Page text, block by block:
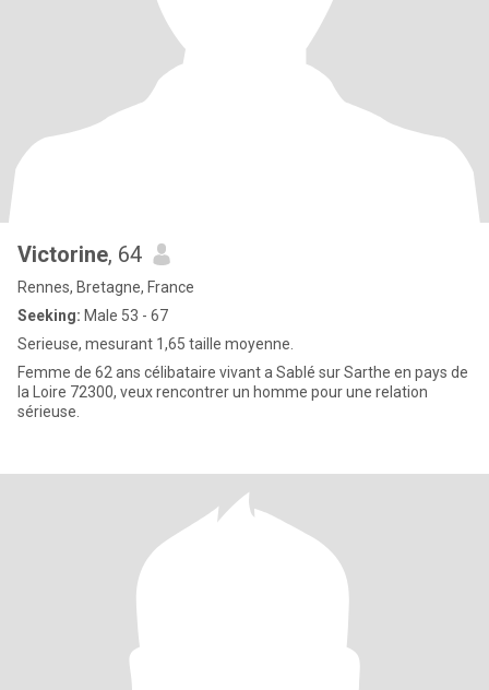
Victorine, 64
Rennes, Bretagne, France
Seeking: Male 53 - 67
Serieuse, mesurant 1,65 taille moyenne.
Femme de 62 ans célibataire vivant a Sablé sur Sarthe en pays de
la Loire 72300, veux rencontrer un homme pour une relation
sérieuse.